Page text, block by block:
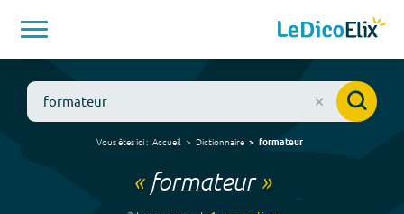
Vous êtes ici : Accueil Dictionnaire formateur
« formateur»